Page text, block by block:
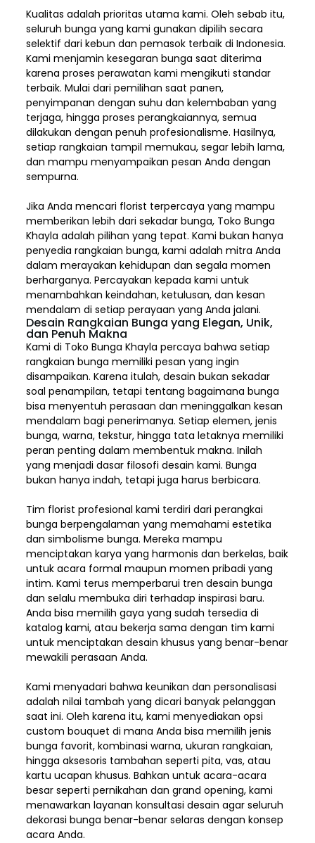
Kualitas adalah prioritas utama kami. Oleh sebab itu,
seluruh bunga yang kami gunakan dipilih secara
selektif dari kebun dan pemasok terbaik di Indonesia.
Kami menjamin kesegaran bunga saat diterima
karena proses perawatan kami mengikuti standar
terbaik. Mulai dari pemilihan saat panen,
penyimpanan dengan suhu dan kelembaban yang
terjaga, hingga proses perangkaiannya, semua
dilakukan dengan penuh profesionalisme. Hasilnya,
setiap rangkaian tampil memukau, segar lebih lama,
dan mampu menyampaikan pesan Anda dengan
sempurna.
Jika Anda mencari florist terpercaya yang mampu
memberikan lebih dari sekadar bunga, Toko Bunga
Khayla adalah pilihan yang tepat. Kami bukan hanya
penyedia rangkaian bunga, kami adalah mitra Anda
dalam merayakan kehidupan dan segala momen
berharganya. Percayakan kepada kami untuk
menambahkan keindahan, ketulusan, dan kesan
mendalam di setiap perayaan yang Anda jalani.
Desain Rangkaian Bunga yang Elegan, Unik,
dan Penuh Makna
Kami di Toko Bunga Khayla percaya bahwa setiap
rangkaian bunga memiliki pesan yang ingin
disampaikan. Karena itulah, desain bukan sekadar
soal penampilan, tetapi tentang bagaimana bunga
bisa menyentuh perasaan dan meninggalkan kesan
mendalam bagi penerimanya. Setiap elemen, jenis
bunga, warna, tekstur, hingga tata letaknya memiliki
peran penting dalam membentuk makna. Inilah
yang menjadi dasar filosofi desain kami. Bunga
bukan hanya indah, tetapi juga harus berbicara.
Tim florist profesional kami terdiri dari perangkai
bunga berpengalaman yang memahami estetika
dan simbolisme bunga. Mereka mampu
menciptakan karya yang harmonis dan berkelas, baik
untuk acara formal maupun momen pribadi yang
intim. Kami terus memperbarui tren desain bunga
dan selalu membuka diri terhadap inspirasi baru.
Anda bisa memilih gaya yang sudah tersedia di
katalog kami, atau bekerja sama dengan tim kami
untuk menciptakan desain khusus yang benar-benar
mewakili perasaan Anda.
Kami menyadari bahwa keunikan dan personalisasi
adalah nilai tambah yang dicari banyak pelanggan
saat ini. Oleh karena itu, kami menyediakan opsi
custom bouquet di mana Anda bisa memilih jenis
bunga favorit, kombinasi warna, ukuran rangkaian,
hingga aksesoris tambahan seperti pita, vas, atau
kartu ucapan khusus. Bahkan untuk acara-acara
besar seperti pernikahan dan grand opening, kami
menawarkan layanan konsultasi desain agar seluruh
dekorasi bunga benar-benar selaras dengan konsep
acara Anda.